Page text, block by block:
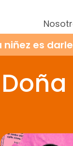
niñez es
de
MXN Para